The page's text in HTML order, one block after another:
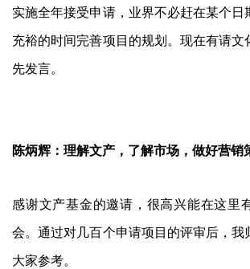
实施全年接受申请，业界不必赶在某个日
充裕的时间完善项目的规划。现在有请文
先发言。
陈炳辉：理解文产，了解市场，做好营销
感谢文产基金的邀请，很高兴能在这里
会。通过对几百个申请项目的评审后，我
大家参考。